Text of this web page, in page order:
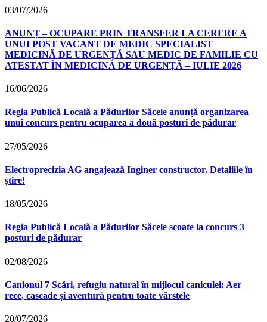
03/07/2026
ANUNȚ – OCUPARE PRIN TRANSFER LA CERERE A
UNUI POST VACANT DE MEDIC SPECIALIST
MEDICINĂ DE URGENȚĂ SAU MEDIC DE FAMILIE CU
ATESTAT ÎN MEDICINĂ DE URGENȚĂ – IULIE 2026
16/06/2026
Regia Publică Locală a Pădurilor Săcele anunță organizarea
unui concurs pentru ocuparea a două posturi de pădurar
27/05/2026
Electroprecizia AG angajează Inginer constructor. Detaliile în
știre!
18/05/2026
Regia Publică Locală a Pădurilor Săcele scoate la concurs 3
posturi de pădurar
02/08/2026
Canionul 7 Scări, refugiu natural în mijlocul caniculei: Aer
rece, cascade și aventură pentru toate vârstele
20/07/2026